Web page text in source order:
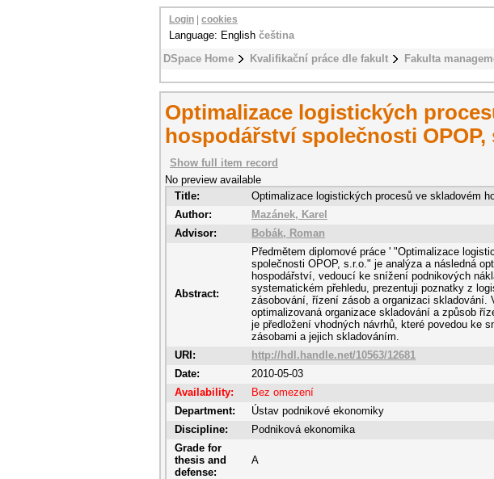
DSpace Home Kvalifikační práce dle fakult Fakulta
Login cookies
Language: English čeština
Optimalizace logistických
hospodářství společnosti OPOP,
Show full item record
No preview available
Title:
Optimalizace logistických procesů ve skladovém
Author:
Mazánek, Karel
Advisor:
Bobák, Roman
Abstract:
Předmětem diplomové práce ' "Optimalizace
společnosti OPOP, s.r.o." je analýza a následná
hospodářství, vedoucí ke snížení podnikových
systematickém přehledu, prezentuji poznatky z
zásobování, řízení zásob a organizaci skladování.
optimalizovaná organizace skladování a způsob
je předložení vhodných návrhů, které povedou ke
zásobami a jejich skladováním.
URI:
http://hdl.handle.net/10563/12681
Date:
2010-05-03
Availability:
Bez omezení
Department:
Ústav podnikové ekonomiky
Discipline:
Podniková ekonomika
Grade for
thesis and
defense:
A